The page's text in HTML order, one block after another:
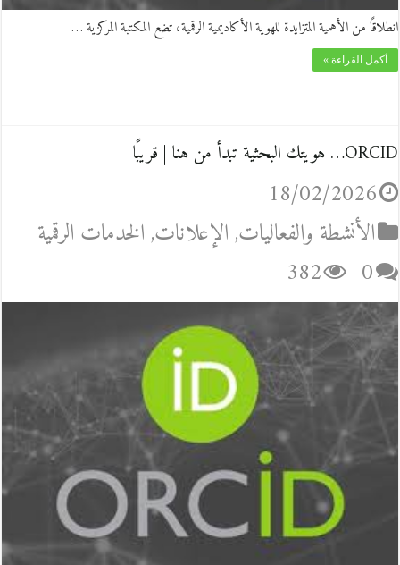
انطلاقًا من الأهمية المتزايدة للهوية الأكاديمية الرقمية، تضع المكتبة المركزية …
أكمل القراءة »
ORCID… هويتك البحثية تبدأ من هنا | قريبًا
18/02/2026
الأنشطة والفعاليات,الإعلانات,الخدمات الرقمية
0
382